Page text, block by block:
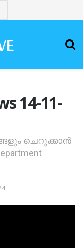
14-11-
ചെറുക്കാന്‍